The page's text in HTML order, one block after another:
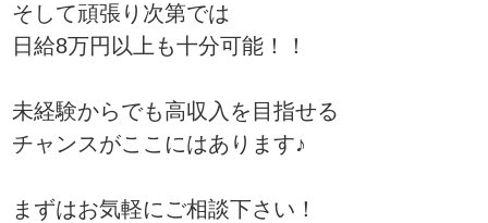
そして頑張り次第では
日給8万円以上も十分可能！！
未経験からでも高収入を目指せる
チャンスがここにはあります♪
まずはお気軽にご相談下さい！